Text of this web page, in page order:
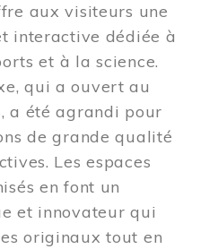
aux visiteurs une
interactive dédiée à
et à la science.
qui a ouvert au
a été agrandi pour
de grande qualité
Les espaces
en font un
et innovateur qui
originaux tout en